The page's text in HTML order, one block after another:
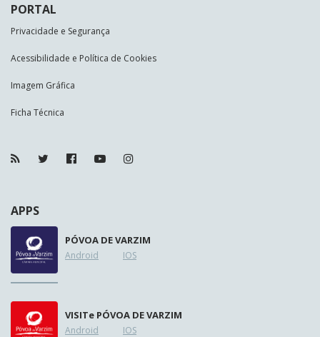
PORTAL
Privacidade e Segurança
Acessibilidade e Política de Cookies
Imagem Gráfica
Ficha Técnica
APPS
PÓVOA DE VARZIM
Android IOS
VISITe PÓVOA DE VARZIM
Android IOS